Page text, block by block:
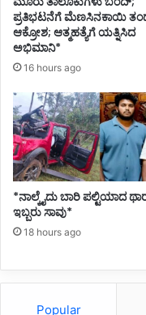
ಪ್ರತಿಭಟನೆಗೆ ಮೆಣಸಿನಕಾಯಿ
ಆಕ್ರೋಶ; ಆತ್ಮಹತ್ಯೆಗೆ ಯತ್ನಿಸಿದ
ಅಭಿಮಾನಿ*
16 hours ago
*ನಾಲ್ಕೈದು ಬಾರಿ ಪಲ್ಟಿಯಾದ
ಇಬ್ಬರು ಸಾವು*
18 hours ago
Popular